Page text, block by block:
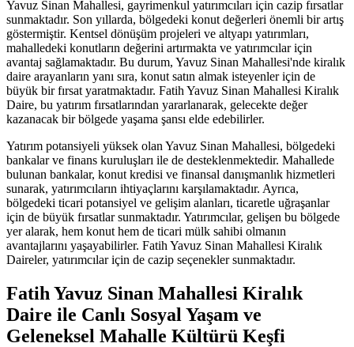
Yavuz Sinan Mahallesi, gayrimenkul yatırımcıları için cazip fırsatlar
sunmaktadır. Son yıllarda, bölgedeki konut değerleri önemli bir artış
göstermiştir. Kentsel dönüşüm projeleri ve altyapı yatırımları,
mahalledeki konutların değerini artırmakta ve yatırımcılar için
avantaj sağlamaktadır. Bu durum, Yavuz Sinan Mahallesi'nde kiralık
daire arayanların yanı sıra, konut satın almak isteyenler için de
büyük bir fırsat yaratmaktadır. Fatih Yavuz Sinan Mahallesi Kiralık
Daire, bu yatırım fırsatlarından yararlanarak, gelecekte değer
kazanacak bir bölgede yaşama şansı elde edebilirler.
Yatırım potansiyeli yüksek olan Yavuz Sinan Mahallesi, bölgedeki
bankalar ve finans kuruluşları ile de desteklenmektedir. Mahallede
bulunan bankalar, konut kredisi ve finansal danışmanlık hizmetleri
sunarak, yatırımcıların ihtiyaçlarını karşılamaktadır. Ayrıca,
bölgedeki ticari potansiyel ve gelişim alanları, ticaretle uğraşanlar
için de büyük fırsatlar sunmaktadır. Yatırımcılar, gelişen bu bölgede
yer alarak, hem konut hem de ticari mülk sahibi olmanın
avantajlarını yaşayabilirler. Fatih Yavuz Sinan Mahallesi Kiralık
Daireler, yatırımcılar için de cazip seçenekler sunmaktadır.
Fatih Yavuz Sinan Mahallesi Kiralık
Daire ile Canlı Sosyal Yaşam ve
Geleneksel Mahalle Kültürü Keşfi